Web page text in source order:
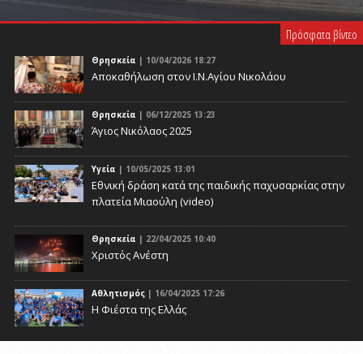
PLAY VIDEO
Πρόσφατα βίντεο
Θρησκεία | 10/04/2026 18:27
Αποκαθήλωση στον Ι.Ν.Αγίου Νικολάου
Θρησκεία | 06/12/2025 13:23
Άγιος Νικόλαος 2025
Υγεία | 10/05/2025 13:01
Eθνική δράση κατά της παιδικής παχυσαρκίας στην
πλατεία Μιαούλη (video)
Θρησκεία | 22/04/2025 10:40
Χριστός Ανέστη
Αθλητισμός | 16/04/2025 17:26
Η Φιέστα της Ελλάς